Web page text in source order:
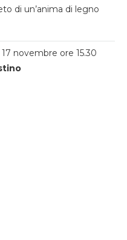
di un’anima di legno
novembre ore 15.30